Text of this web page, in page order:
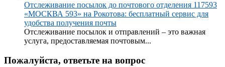
Отслеживание посылок до почтового отделения 117593
«МОСКВА 593» на Рокотова: бесплатный сервис для
удобства получения почты
Отслеживание посылок и отправлений – это важная
услуга, предоставляемая почтовым...
Пожалуйста, ответьте на вопрос